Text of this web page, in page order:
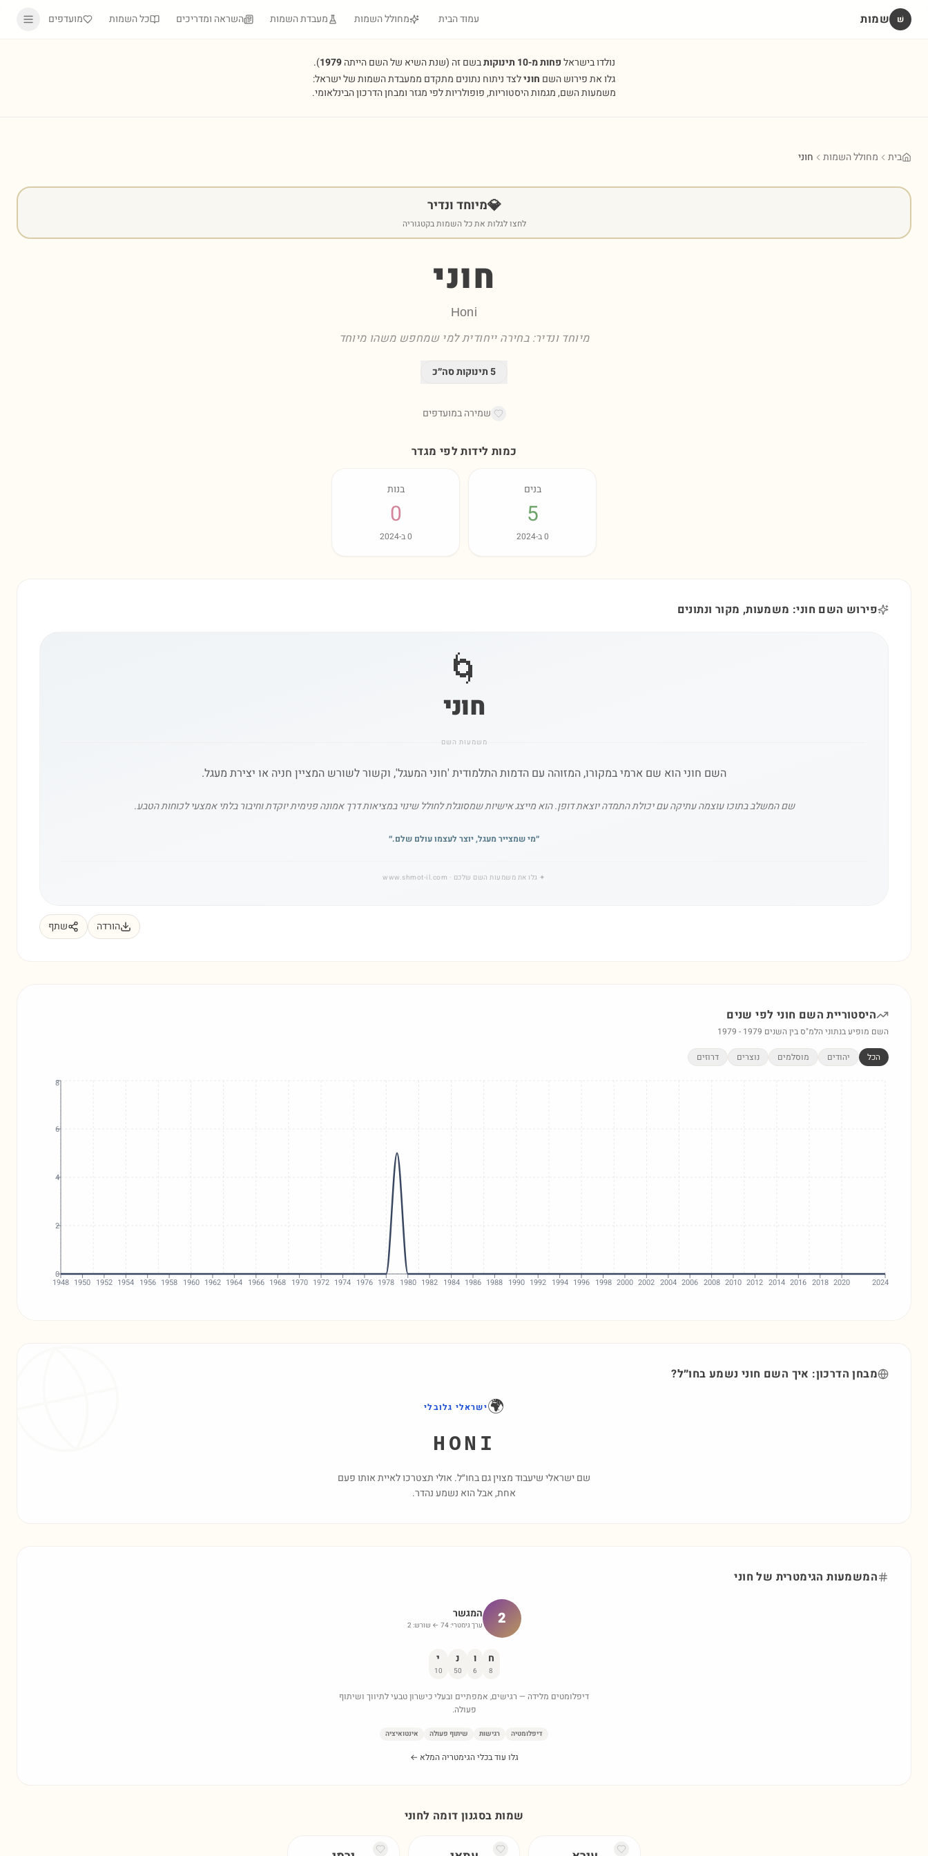
שׁ שמות עמוד הבית מחולל השמות מעבדת השמות השראה ומדריכים כל השמות מועדפים
נולדו בישראלפחות מ-10 תינוקות בשם זה (שנת השיא של השם הייתה1979
).
גלו את פירוש השם חונילצד ניתוח נתונים מתקדם ממעבדת השמות של ישראל:
משמעות השם, מגמות היסטוריות, פופולריות לפי מגזר ומבחן הדרכון הבינלאומי.
בית מחולל השמות חוני
💎מיוחד ונדיר
לחצו לגלות את כל השמות בקטגוריה
חוני
Honi
מיוחד ונדיר: בחירה ייחודית למי שמחפש משהו מיוחד
5תינוקות סה״כ
שמירה במועדפים
כמות לידות לפי מגדר
בנים
5
0ב-2024
בנות
0
0ב-2024
פירוש השם חוני: משמעות, מקור ונתונים
🌀
חוני
משמעות השם
השם חוני הוא שם ארמי במקורו, המזוהה עם הדמות התלמודית 'חוני המעגל', וקשור לשורש המציין חניה או יצירת מעגל.
שם המשלב בתוכו עוצמה עתיקה עם יכולת התמדה יוצאת דופן. הוא מייצג אישיות שמסוגלת לחולל שינוי במציאות דרך אמונה פנימית יוקדת וחיבור בלתי אמצעי לכוחות הטבע.
״מי שמצייר מעגל, יוצר לעצמו עולם שלם.״
✦ גלו את משמעות השם שלכם · www.shmot-il.com
הורדה שתף
היסטוריית השם חוני לפי שנים
השם מופיע בנתוני הלמ"ס בין השנים 1979 - 1979
הכל יהודים מוסלמים נוצרים דרוזים
1948 1950 1952 1954 1956 1958 1960 1962 1964 1966 1968 1970 1972 1974 1976 1978 1980 1982 1984 1986 1988 1990 1992 1994 1996 1998 2000 2002 2004 2006 2008 2010 2012 2014 2016 2018 2020 2024
0
2
4
6
8
מבחן הדרכון: איך השם חוני נשמע בחו״ל?
🌍ישראלי גלובלי
HONI
שם ישראלי שיעבוד מצוין גם בחו״ל. אולי תצטרכו לאיית אותו פעם
אחת, אבל הוא נשמע נהדר.
המשמעות הגימטרית של חוני
2 המגשר
ערך גימטרי: 74 ← שורש:2
ח
8
ו
6
נ
50
י
10
דיפלומטים מלידה — רגישים, אמפתיים ובעלי כישרון טבעי לתיווך ושיתוף
פעולה.
דיפלומטיה רגישות שיתוף פעולה אינטואיציה
גלו עוד בכלי הגימטריה המלא ←
שמות בסגנון דומה לחוני